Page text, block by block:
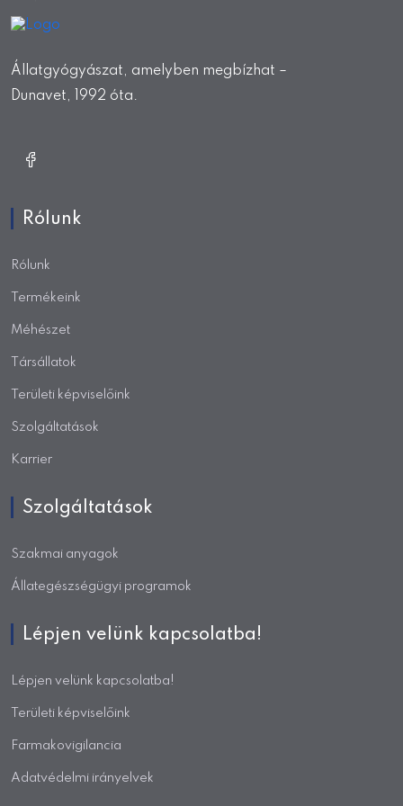
Állatgyógyászat, amelyben megbízhat –
Dunavet, 1992 óta.
Rólunk
Rólunk
Termékeink
Méhészet
Társállatok
Területi képviselőink
Szolgáltatások
Karrier
Szolgáltatások
Szakmai anyagok
Állategészségügyi programok
Lépjen velünk kapcsolatba!
Lépjen velünk kapcsolatba!
Területi képviselőink
Farmakovigilancia
Adatvédelmi irányelvek